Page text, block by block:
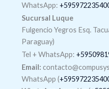
WhatsApp:
Sucursal Luque
Fulgencio Yegros Esq.
Paraguay)
Tel + WhatsApp:
Email:
WhatsApp (